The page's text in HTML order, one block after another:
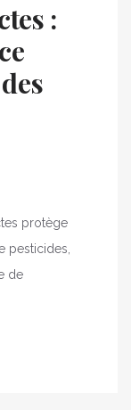
:
protège
pesticides,
de